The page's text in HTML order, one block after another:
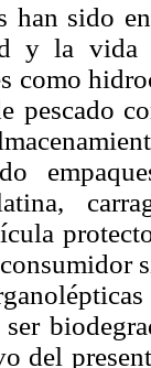
han sido
y la vida
como
pescado
del